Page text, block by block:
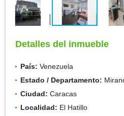
Detalles del inmueble
País: Venezuela
Estado / Departamento:
Ciudad: Caracas
Localidad: El Hatillo